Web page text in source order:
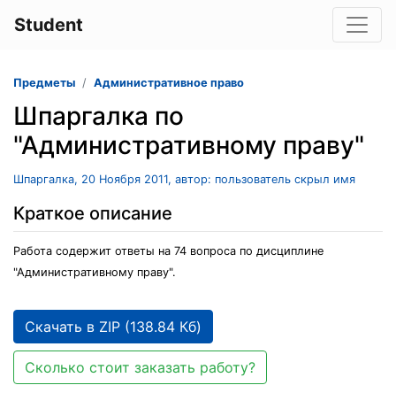
Student
Предметы Административное право
Шпаргалка по
"Административному праву"
Шпаргалка, 20 Ноября 2011, автор: пользователь скрыл имя
Краткое описание
Работа содержит ответы на 74 вопроса по дисциплине
"Административному праву".
Скачать в ZIP (138.84 Кб)
Сколько стоит заказать работу?